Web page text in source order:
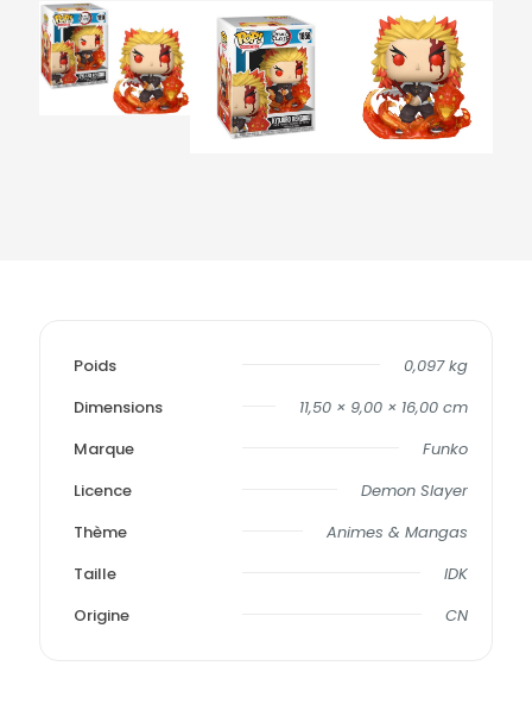
Poids
0,097 kg
Dimensions
11,50 × 9,00 × 16,00 cm
Marque
Funko
Licence
Demon Slayer
Thème
Animes & Mangas
Taille
IDK
Origine
CN